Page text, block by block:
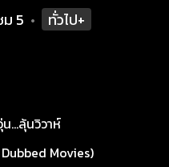
ม 5 • ทั่วไป+
น…ลุ้นวิวาห์
Movies)